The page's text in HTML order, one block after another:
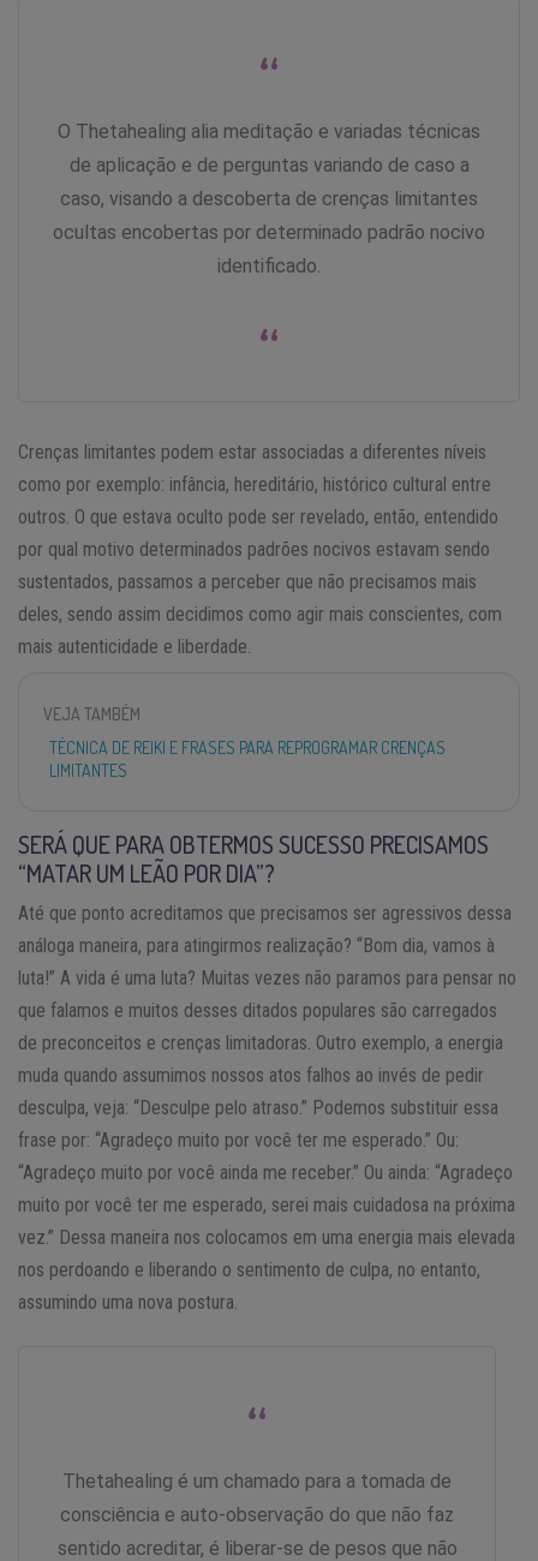
“
O Thetahealing alia meditação e variadas técnicas
de aplicação e de perguntas variando de caso a
caso, visando a descoberta de crenças limitantes
ocultas encobertas por determinado padrão nocivo
identificado.
“
Crenças limitantes podem estar associadas a diferentes níveis
como por exemplo: infância, hereditário, histórico cultural entre
outros. O que estava oculto pode ser revelado, então, entendido
por qual motivo determinados padrões nocivos estavam sendo
sustentados, passamos a perceber que não precisamos mais
deles, sendo assim decidimos como agir mais conscientes, com
mais autenticidade e liberdade.
VEJA TAMBÉM
TÉCNICA DE REIKI E FRASES PARA REPROGRAMAR CRENÇAS
LIMITANTES
SERÁ QUE PARA OBTERMOS SUCESSO PRECISAMOS
“MATAR UM LEÃO POR DIA”?
Até que ponto acreditamos que precisamos ser agressivos dessa
análoga maneira, para atingirmos realização? “Bom dia, vamos à
luta!” A vida é uma luta? Muitas vezes não paramos para pensar no
que falamos e muitos desses ditados populares são carregados
de preconceitos e crenças limitadoras. Outro exemplo, a energia
muda quando assumimos nossos atos falhos ao invés de pedir
desculpa, veja: “Desculpe pelo atraso.” Podemos substituir essa
frase por: “Agradeço muito por você ter me esperado.” Ou:
“Agradeço muito por você ainda me receber.” Ou ainda: “Agradeço
muito por você ter me esperado, serei mais cuidadosa na próxima
vez.” Dessa maneira nos colocamos em uma energia mais elevada
nos perdoando e liberando o sentimento de culpa, no entanto,
assumindo uma nova postura.
“
Thetahealing é um chamado para a tomada de
consciência e auto-observação do que não faz
sentido acreditar, é liberar-se de pesos que não